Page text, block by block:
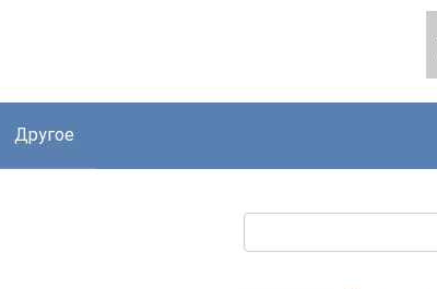
Другое